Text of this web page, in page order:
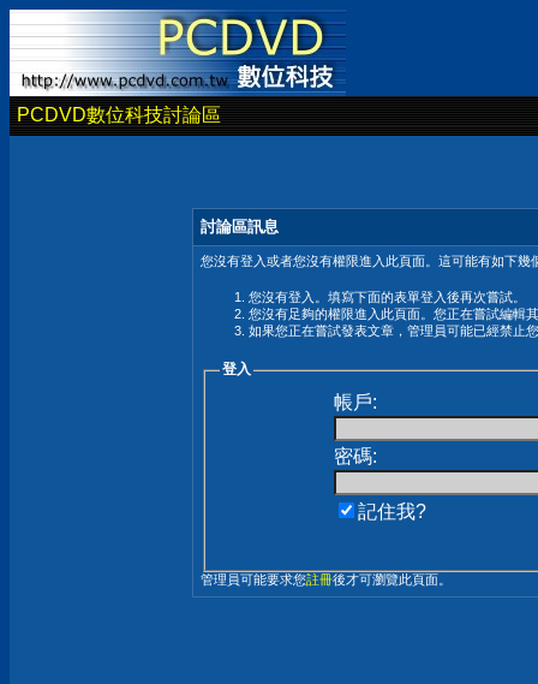
PCDVD數位科技討論區
討論區訊息
您沒有登入或者您沒有權限進入此頁面。這可能有如下幾
您沒有登入。填寫下面的表單登入後再次嘗試。
您沒有足夠的權限進入此頁面。您正在嘗試編輯
如果您正在嘗試發表文章，管理員可能已經禁止
登入
帳戶:
密碼:
記住我?
管理員可能要求您註冊後才可瀏覽此頁面。